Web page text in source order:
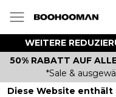
WEITERE
50% RABATT AUF
*Sale &
Diese Website